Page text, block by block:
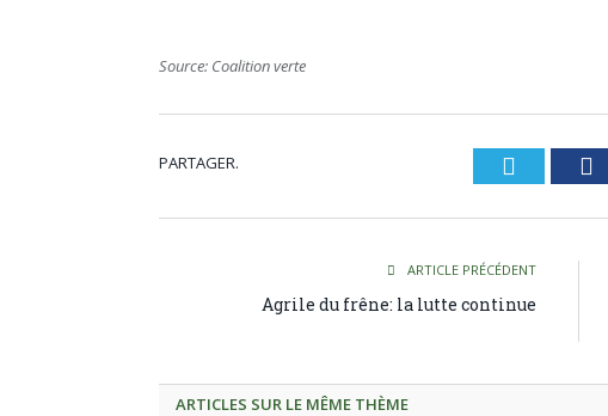
Source: Coalition verte
PARTAGER. Twitter
ARTICLE PRÉCÉDENT
Agrile du frêne: la lutte continue
ARTICLES SUR LE MÊME THÈME